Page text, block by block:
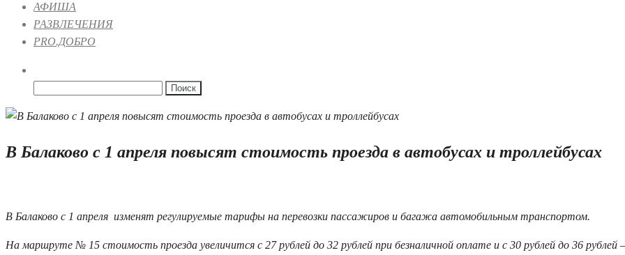
АФИША
РАЗВЛЕЧЕНИЯ
PRO.ДОБРО
В Балаково с 1 апреля повысят стоимость проезда в автобусах и троллейбусах
В Балаково с 1 апреля изменят регулируемые тарифы на перевозки пассажиров и багажа автомобильным транспортом.
На маршруте № 15 стоимость проезда увеличится с 27 рублей до 32 рублей при безналичной оплате и с 30 рублей до 36 рублей